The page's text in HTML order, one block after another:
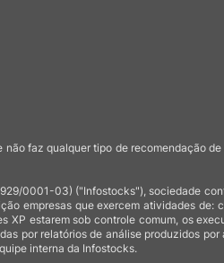
faz qualquer tipo de recomendação
0001-03) ("Infostocks"), sociedade
empresas que exercem atividades de:
XP estarem sob controle comum, os
por relatórios de análise produzidos por
interna da Infostocks.